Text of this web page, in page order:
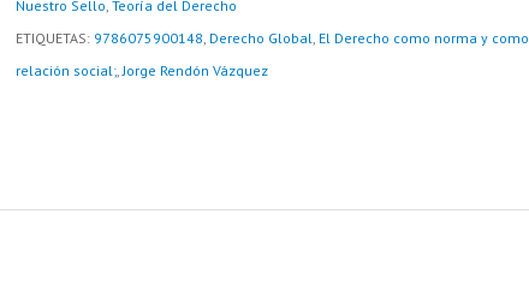
y
como
relación
Nuestro Sello Teoría del Derecho
ETIQUETAS: 9786075900148 Derecho Global El Derecho como norma y como
relación social;, Jorge Rendón Vázquez